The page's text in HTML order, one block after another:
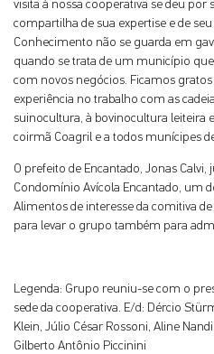
visita à nossa cooperativa se deu por
compartilha de sua expertise e de
Conhecimento não se guarda em
quando se trata de um município
com novos negócios. Ficamos
experiência no trabalho com as
suinocultura, à bovinocultura leiteira
coirmã Coagril e a todos munícipes
O prefeito de Encantado, Jonas
Condomínio Avícola Encantado, um
Alimentos de interesse da comitiva
para levar o grupo também para
Legenda: Grupo reuniu-se com o
sede da cooperativa. E/d: Dércio
Klein, Júlio César Rossoni, Aline
Gilberto Antônio Piccinini